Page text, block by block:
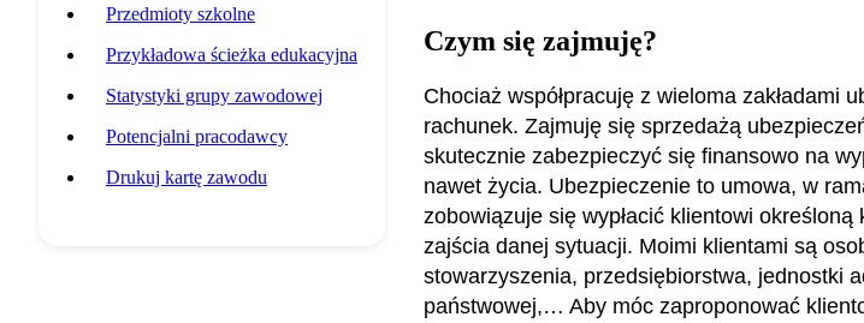
Przedmioty szkolne
Przykładowa ścieżka edukacyjna
Statystyki grupy zawodowej
Potencjalni pracodawcy
Drukuj kartę zawodu
Czym się zajmuję?
Chociaż współpracuję z wieloma zakładami
rachunek. Zajmuję się sprzedażą
skutecznie zabezpieczyć się finansowo na
nawet życia. Ubezpieczenie to umowa, w
zobowiązuje się wypłacić klientowi
zajścia danej sytuacji. Moimi klientami są
stowarzyszenia, przedsiębiorstwa, jednostki
państwowej,… Aby móc zaproponować